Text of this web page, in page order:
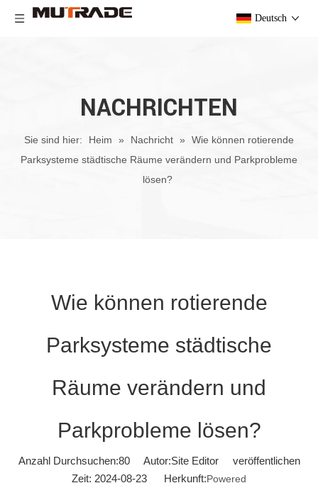
Deutsch
NACHRICHTEN
Sie sind hier: Heim » Nachricht »
Wie können rotierende
Parksysteme städtische Räume verändern und Parkprobleme
lösen?
Wie können rotierende
Parksysteme städtische
Räume verändern und
Parkprobleme lösen?
Anzahl Durchsuchen:80Autor:Site Editor veröffentlichen
Zeit: 2024-08-23 Herkunft:Powered